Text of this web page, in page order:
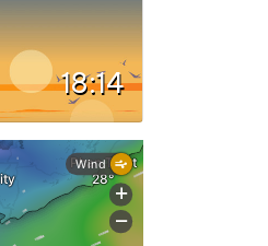
18:14